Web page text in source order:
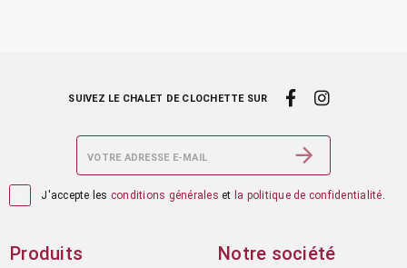
J'accepte les conditions générales et la politique de confidentialité
SUIVEZ LE CHALET DE CLOCHETTE SUR
Produits Notre société